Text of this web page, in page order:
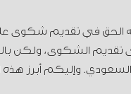
الحق في تقديم شكوى
تقديم الشكوى، ولكن
وإليكم أبرز هذه